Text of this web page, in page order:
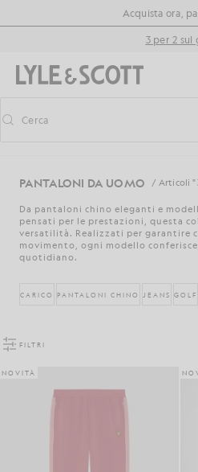
Vai al contenuto principale
Informazioni sull'accessibilità
Acquista ora,
3 per 2 sul
Attiva/disattiva la ricerca
Cerca
PANTALONI DA UOMO / Articoli "
Da pantaloni chino eleganti e
pensati per le prestazioni, questa
versatilità. Realizzati per garantire
movimento, ogni modello
quotidiano.
CARICO PANTALONI CHINO JEANS GOLF
FILTRI
NOVITÀ